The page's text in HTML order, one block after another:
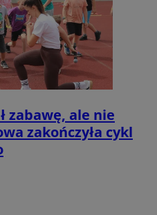
zabawę, ale nie
zakończyła cykl